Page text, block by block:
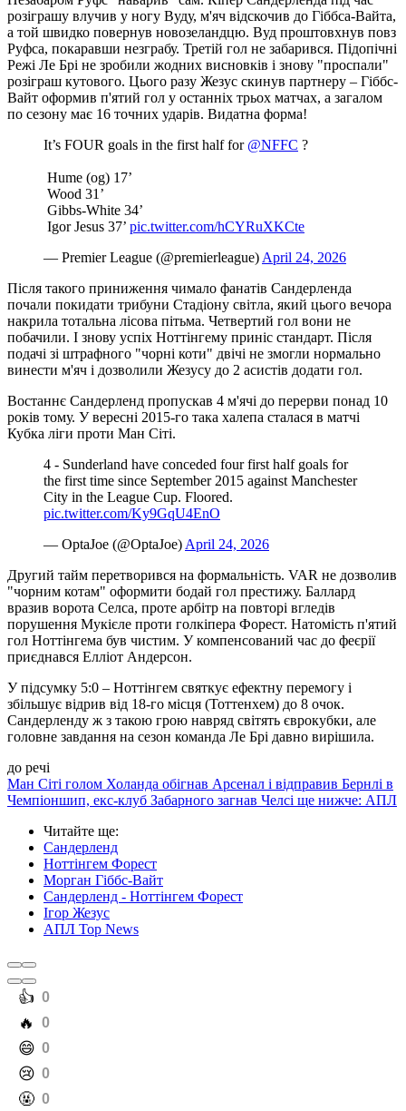
розіграшу влучив у ногу Вуду, м'яч відскочив до Гіббса-Вайта,
а той швидко повернув новозеландцю. Вуд проштовхнув повз
Руфса, покаравши незграбу. Третій гол не забарився. Підопічні
Режі Ле Брі не зробили жодних висновків і знову "проспали"
розіграш кутового. Цього разу Жезус скинув партнеру – Гіббс-
Вайт оформив п'ятий гол у останніх трьох матчах, а загалом
по сезону має 16 точних ударів. Видатна форма!
It’s FOUR goals in the first half for @NFFC ?
️ Hume (og) 17’
️ Wood 31’
️ Gibbs-White 34’
️ Igor Jesus 37’ pic.twitter.com/hCYRuXKCte
— Premier League (@premierleague) April 24, 2026
Після такого приниження чимало фанатів Сандерленда
почали покидати трибуни Стадіону світла, який цього вечора
накрила тотальна лісова пітьма. Четвертий гол вони не
побачили. І знову успіх Ноттінгему приніс стандарт. Після
подачі зі штрафного "чорні коти" двічі не змогли нормально
винести м'яч і дозволили Жезусу до 2 асистів додати гол.
Востаннє Сандерленд пропускав 4 м'ячі до перерви понад 10
років тому. У вересні 2015-го така халепа сталася в матчі
Кубка ліги проти Ман Сіті.
4 - Sunderland have conceded four first half goals for
the first time since September 2015 against Manchester
City in the League Cup. Floored.
pic.twitter.com/Ky9GqU4EnO
— OptaJoe (@OptaJoe) April 24, 2026
Другий тайм перетворився на формальність. VAR не дозволив
"чорним котам" оформити бодай гол престижу. Баллард
вразив ворота Селса, проте арбітр на повторі вгледів
порушення Мукієле проти голкіпера Форест. Натомість п'ятий
гол Ноттінгема був чистим. У компенсований час до феєрії
приєднався Елліот Андерсон.
У підсумку 5:0 – Ноттінгем святкує ефектну перемогу і
збільшує відрив від 18-го місця (Тоттенхем) до 8 очок.
Сандерленду ж з такою грою навряд світять єврокубки, але
головне завдання на сезон команда Ле Брі давно вирішила.
до речі
Ман Сіті голом Холанда обігнав Арсенал і відправив Бернлі в
Чемпіоншип, екс-клуб Забарного загнав Челсі ще нижче: АПЛ
Читайте ще:
Сандерленд
Ноттінгем Форест
Морган Гіббс-Вайт
Сандерленд - Ноттінгем Форест
Ігор Жезус
АПЛ Top News
️👍 0
️🔥 0
️😄 0
️😢 0
️🤬 0